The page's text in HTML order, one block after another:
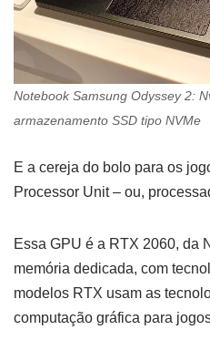
Notebook Samsung Odyssey 2:
armazenamento SSD tipo NVMe
E a cereja do bolo para os
Processor Unit – ou,
Essa GPU é a RTX 2060, da
memória dedicada, com
modelos RTX usam as
computação gráfica para